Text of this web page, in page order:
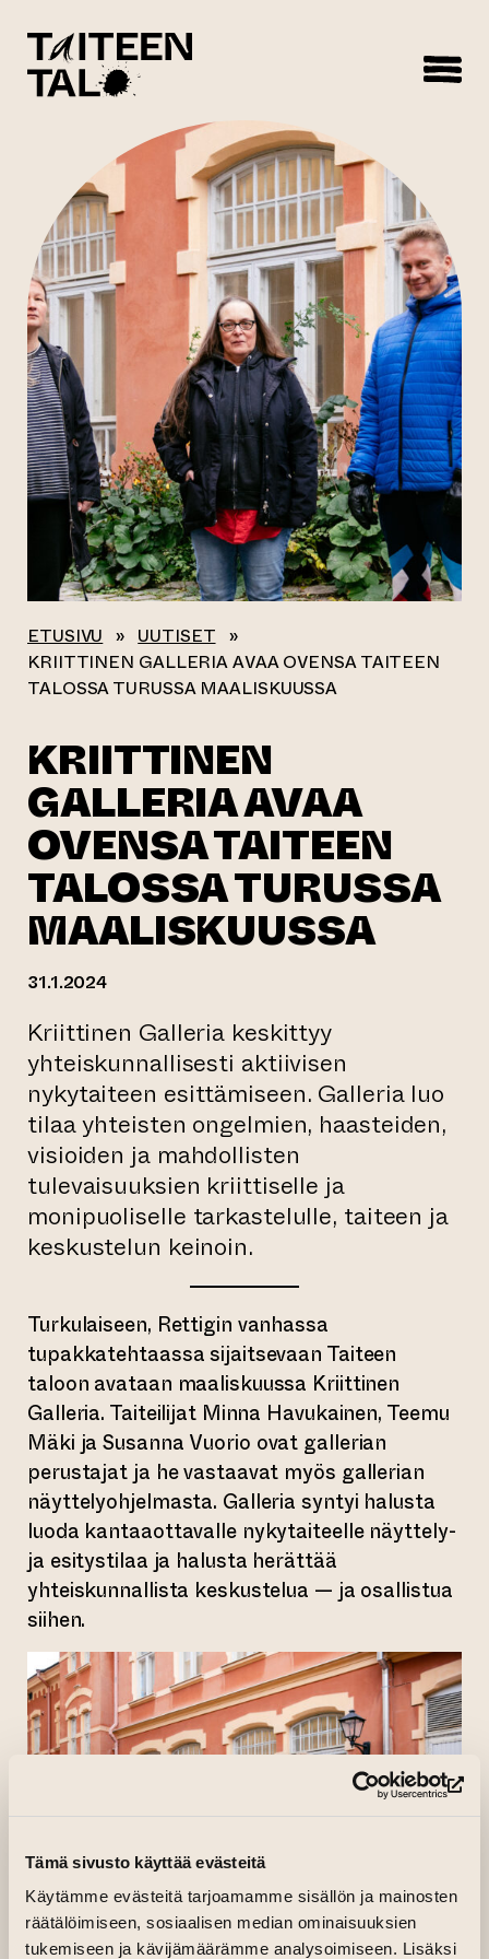
Tämä sivusto käyttää evästeitä
Käytämme evästeitä tarjoamamme sisällön ja mainosten
räätälöimiseen, sosiaalisen median ominaisuuksien
tukemiseen ja kävijämäärämme analysoimiseen. Lisäksi
ETUSIVU » UUTISET »
KRIITTINEN GALLERIA AVAA OVENSA TAITEEN
TALOSSA TURUSSA MAALISKUUSSA
KRIITTINEN
GALLERIA AVAA
OVENSA TAITEEN
TALOSSA TURUSSA
MAALISKUUSSA
31.1.2024
Kriittinen Galleria keskittyy
yhteiskunnallisesti aktiivisen
nykytaiteen esittämiseen. Galleria luo
tilaa yhteisten ongelmien, haasteiden,
visioiden ja mahdollisten
tulevaisuuksien kriittiselle ja
monipuoliselle tarkastelulle, taiteen ja
keskustelun keinoin.
Turkulaiseen, Rettigin vanhassa
tupakkatehtaassa sijaitsevaan Taiteen
taloon avataan maaliskuussa Kriittinen
Galleria. Taiteilijat Minna Havukainen, Teemu
Mäki ja Susanna Vuorio ovat gallerian
perustajat ja he vastaavat myös gallerian
näyttelyohjelmasta. Galleria syntyi halusta
luoda kantaaottavalle nykytaiteelle näyttely-
ja esitystilaa ja halusta herättää
yhteiskunnallista keskustelua — ja osallistua
siihen.